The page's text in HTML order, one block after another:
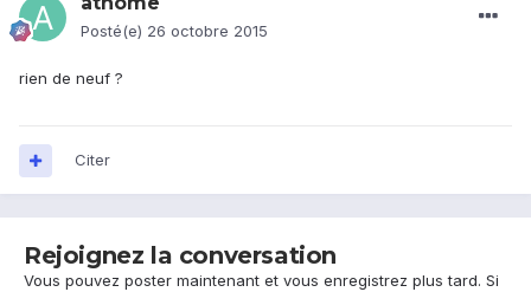
Posté(e) 26 octobre 2015
rien de neuf ?
Citer
Rejoignez la conversation
Vous pouvez poster maintenant et vous enregistrez plus tard. Si